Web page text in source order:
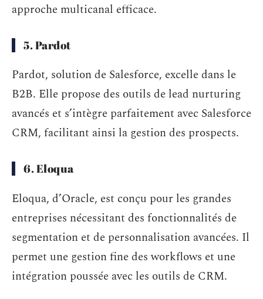
approche multicanal efficace.
5. Pardot
Pardot, solution de Salesforce, excelle dans le
B2B. Elle propose des outils de lead nurturing
avancés et s’intègre parfaitement avec Salesforce
CRM, facilitant ainsi la gestion des prospects.
6. Eloqua
Eloqua, d’Oracle, est conçu pour les grandes
entreprises nécessitant des fonctionnalités de
segmentation et de personnalisation avancées. Il
permet une gestion fine des workflows et une
intégration poussée avec les outils de CRM.